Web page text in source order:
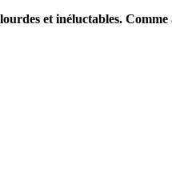
et inéluctables.